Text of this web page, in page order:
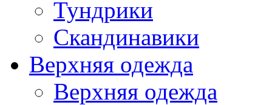
Тундрики
Скандинавики
Верхняя одежда
Верхняя одежда